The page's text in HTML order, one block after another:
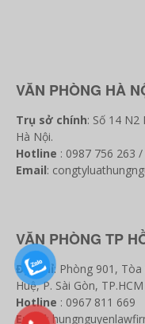
VĂN PHÒNG HÀ
Trụ sở chính: Số 14 N2
Hà Nội.
Hotline : 0987 756 263
Email:
VĂN PHÒNG TP
Địa chỉ: Phòng 901,
Huệ, P. Sài Gòn, TP.HCM
Hotline : 0967 811 669
Email: